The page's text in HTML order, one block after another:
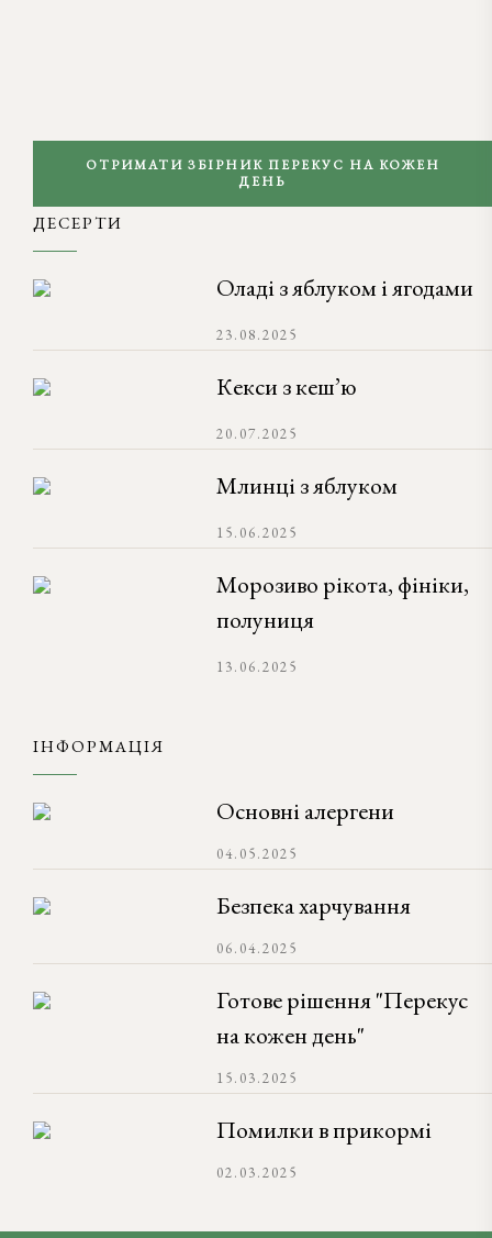
ОТРИМАТИ ЗБІРНИК ПЕРЕКУС НА КОЖЕН
ДЕНЬ
ДЕСЕРТИ
Оладі з яблуком і ягодами
23.08.2025
Кекси з кеш’ю
20.07.2025
Млинці з яблуком
15.06.2025
Морозиво рікота, фініки,
полуниця
13.06.2025
ІНФОРМАЦІЯ
Основні алергени
04.05.2025
Безпека харчування
06.04.2025
Готове рішення "Перекус
на кожен день"
15.03.2025
Помилки в прикормі
02.03.2025